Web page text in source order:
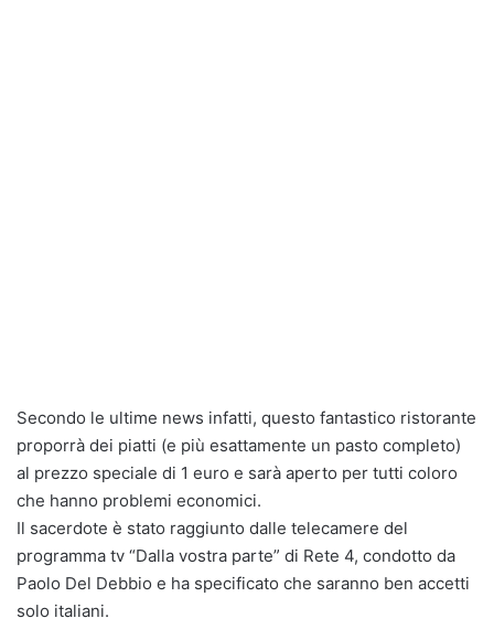
Secondo le ultime news infatti, questo fantastico ristorante
proporrà dei piatti (e più esattamente un pasto completo)
al prezzo speciale di 1 euro e sarà aperto per tutti coloro
che hanno problemi economici.
Il sacerdote è stato raggiunto dalle telecamere del
programma tv “Dalla vostra parte” di Rete 4, condotto da
Paolo Del Debbio e ha specificato che saranno ben accetti
solo italiani.